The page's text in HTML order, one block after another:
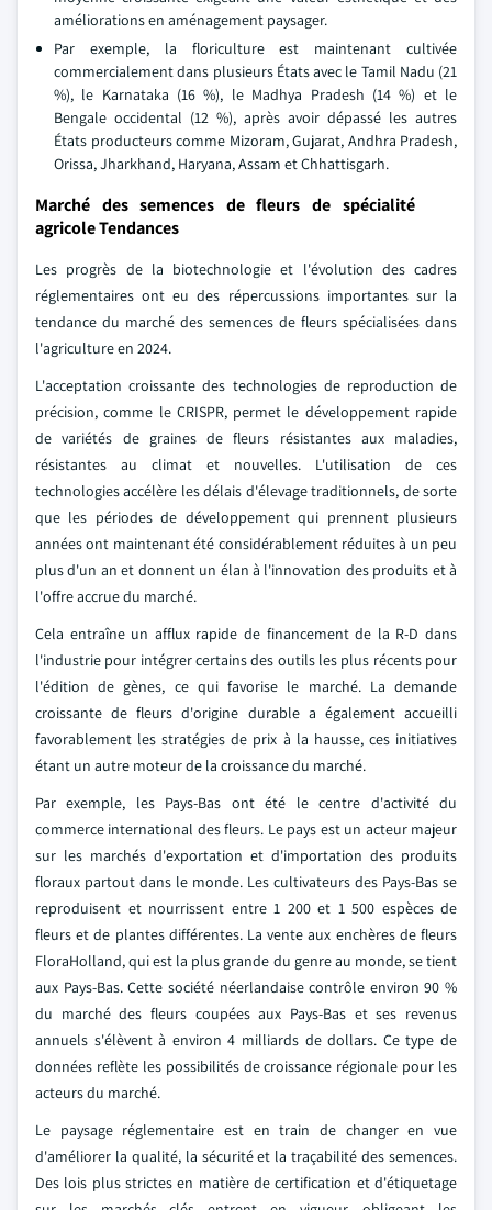
améliorations en aménagement paysager.
Par exemple, la floriculture est maintenant cultivée
commercialement dans plusieurs États avec le Tamil Nadu (21
%), le Karnataka (16 %), le Madhya Pradesh (14 %) et le
Bengale occidental (12 %), après avoir dépassé les autres
États producteurs comme Mizoram, Gujarat, Andhra Pradesh,
Orissa, Jharkhand, Haryana, Assam et Chhattisgarh.
Marché des semences de fleurs de spécialité
agricole Tendances
Les progrès de la biotechnologie et l'évolution des cadres
réglementaires ont eu des répercussions importantes sur la
tendance du marché des semences de fleurs spécialisées dans
l'agriculture en 2024.
L'acceptation croissante des technologies de reproduction de
précision, comme le CRISPR, permet le développement rapide
de variétés de graines de fleurs résistantes aux maladies,
résistantes au climat et nouvelles. L'utilisation de ces
technologies accélère les délais d'élevage traditionnels, de sorte
que les périodes de développement qui prennent plusieurs
années ont maintenant été considérablement réduites à un peu
plus d'un an et donnent un élan à l'innovation des produits et à
l'offre accrue du marché.
Cela entraîne un afflux rapide de financement de la R-D dans
l'industrie pour intégrer certains des outils les plus récents pour
l'édition de gènes, ce qui favorise le marché. La demande
croissante de fleurs d'origine durable a également accueilli
favorablement les stratégies de prix à la hausse, ces initiatives
étant un autre moteur de la croissance du marché.
Par exemple, les Pays-Bas ont été le centre d'activité du
commerce international des fleurs. Le pays est un acteur majeur
sur les marchés d'exportation et d'importation des produits
floraux partout dans le monde. Les cultivateurs des Pays-Bas se
reproduisent et nourrissent entre 1 200 et 1 500 espèces de
fleurs et de plantes différentes. La vente aux enchères de fleurs
FloraHolland, qui est la plus grande du genre au monde, se tient
aux Pays-Bas. Cette société néerlandaise contrôle environ 90 %
du marché des fleurs coupées aux Pays-Bas et ses revenus
annuels s'élèvent à environ 4 milliards de dollars. Ce type de
données reflète les possibilités de croissance régionale pour les
acteurs du marché.
Le paysage réglementaire est en train de changer en vue
d'améliorer la qualité, la sécurité et la traçabilité des semences.
Des lois plus strictes en matière de certification et d'étiquetage